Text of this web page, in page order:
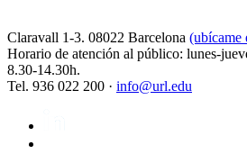
Claravall 1-3. 08022 Barcelona (ubícame
Horario de atención al público: lunes-
8.30-14.30h.
Tel. 936 022 200 · info@url.edu